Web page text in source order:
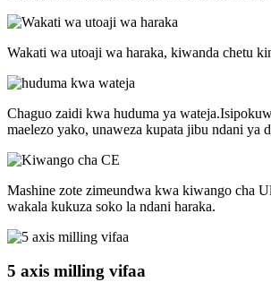
Wakati wa utoaji wa haraka, kiwanda chetu
Chaguo zaidi kwa huduma ya
maelezo yako, unaweza kupata jibu ndani ya
Mashine zote zimeundwa kwa kiwango cha
wakala kukuza soko la ndani haraka.
5 axis milling vifaa